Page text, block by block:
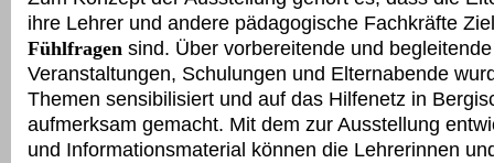
ihre Lehrer und andere pädagogische Fachkräfte
Fühlfragen sind. Über vorbereitende und begleitende
Veranstaltungen, Schulungen und Elternabende
Themen sensibilisiert und auf das Hilfenetz in
aufmerksam gemacht. Mit dem zur Ausstellung
und Informationsmaterial können die Lehrerinnen